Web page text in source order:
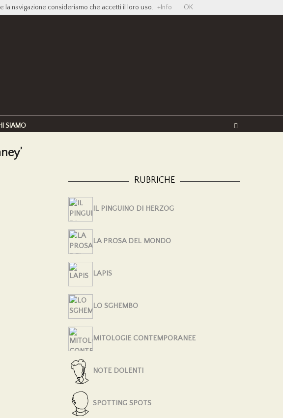
SIAMO
RUBRICHE
IL PINGUINO DI HERZOG
LA PROSA DEL MONDO
LAPIS
LO SGHEMBO
MITOLOGIE CONTEMPORANEE
NOTE DOLENTI
SPOTTING SPOTS
navigazione consideriamo che accetti il loro uso. +Info OK